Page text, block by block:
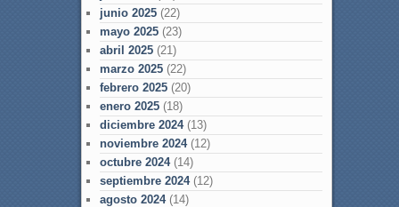
junio 2025(22)
mayo 2025(23)
abril 2025(21)
marzo 2025(22)
febrero 2025(20)
enero 2025(18)
diciembre 2024(13)
noviembre 2024(12)
octubre 2024(14)
septiembre 2024(12)
agosto 2024(14)